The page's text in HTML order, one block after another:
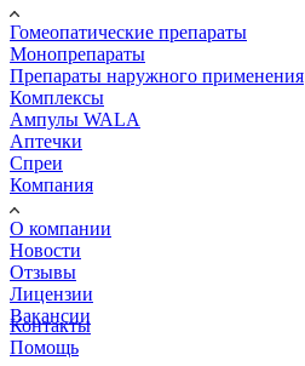
Гомеопатические препараты
Монопрепараты
Препараты наружного применения
Комплексы
Ампулы WALA
Аптечки
Спреи
Компания
О компании
Новости
Отзывы
Лицензии
Вакансии
Контакты
Помощь